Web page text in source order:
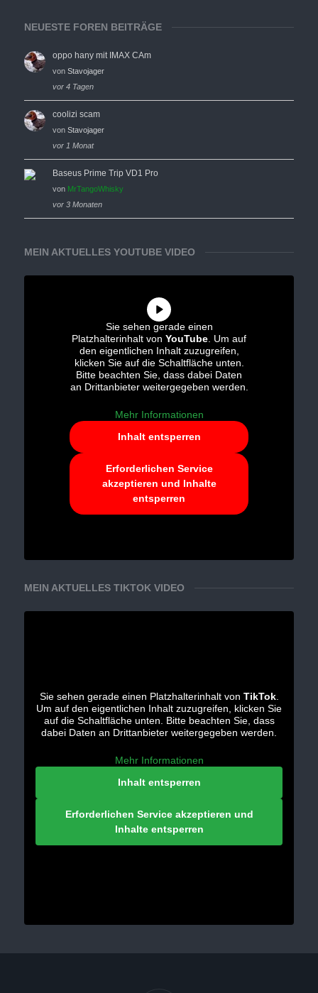
NEUESTE FOREN BEITRÄGE
oppo hany mit IMAX CAm
von Stavojager
vor 4 Tagen
coolizi scam
von Stavojager
vor 1 Monat
Baseus Prime Trip VD1 Pro
von MrTangoWhisky
vor 3 Monaten
MEIN AKTUELLES YOUTUBE VIDEO
Sie sehen gerade einen
Platzhalterinhalt von YouTube . Um auf
den eigentlichen Inhalt zuzugreifen,
klicken Sie auf die Schaltfläche unten.
Bitte beachten Sie, dass dabei Daten
an Drittanbieter weitergegeben werden.
Mehr Informationen
Inhalt entsperren
Erforderlichen Service
akzeptieren und Inhalte
entsperren
MEIN AKTUELLES TIKTOK VIDEO
Sie sehen gerade einen Platzhalterinhalt von TikTok.
Um auf den eigentlichen Inhalt zuzugreifen, klicken Sie
auf die Schaltfläche unten. Bitte beachten Sie, dass
dabei Daten an Drittanbieter weitergegeben werden.
Mehr Informationen
Inhalt entsperren
Erforderlichen Service akzeptieren und
Inhalte entsperren